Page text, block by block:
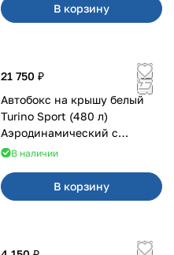
В корзину
21 750 ₽
Автобокс на крышу белый
Turino Sport (480 л)
Аэродинамический с
двусторонним открыванием
В наличии
В корзину